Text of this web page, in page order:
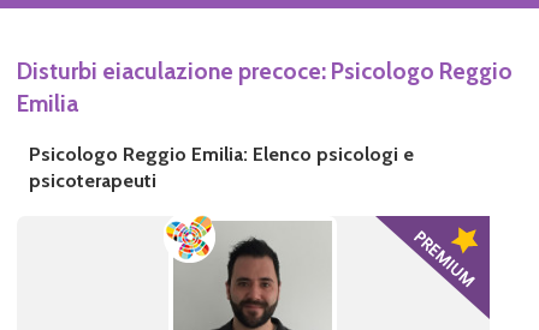
Disturbi eiaculazione precoce: Psicologo Reggio
Emilia
Psicologo Reggio Emilia: Elenco psicologi e
psicoterapeuti